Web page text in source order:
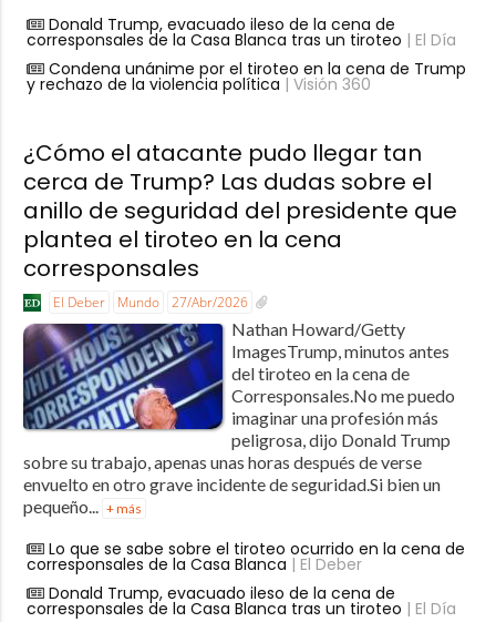
Donald Trump, evacuado ileso de la cena de
corresponsales de la Casa Blanca tras un tiroteo | El Día
Condena unánime por el tiroteo en la cena de Trump
y rechazo de la violencia política | Visión 360
¿Cómo el atacante pudo llegar tan
cerca de Trump? Las dudas sobre el
anillo de seguridad del presidente que
plantea el tiroteo en la cena
corresponsales
El Deber Mundo 27/Abr/2026
Nathan Howard/Getty
ImagesTrump, minutos antes
del tiroteo en la cena de
Corresponsales.No me puedo
imaginar una profesión más
peligrosa, dijo Donald Trump
sobre su trabajo, apenas unas horas después de verse
envuelto en otro grave incidente de seguridad.Si bien un
pequeño...
+ más
Lo que se sabe sobre el tiroteo ocurrido en la cena de
corresponsales de la Casa Blanca | El Deber
Donald Trump, evacuado ileso de la cena de
corresponsales de la Casa Blanca tras un tiroteo | El Día